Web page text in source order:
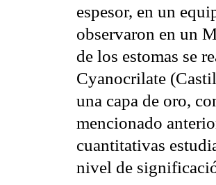
espesor, en un
observaron en un
de los estomas se
Cyanocrilate
una capa de oro,
mencionado
cuantitativas
nivel de